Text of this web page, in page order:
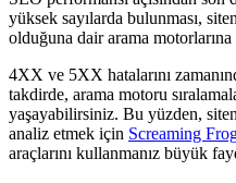
yüksek sayılarda bulunması,
olduğuna dair arama
4XX ve 5XX hatalarını
takdirde, arama motoru
yaşayabilirsiniz. Bu yüzden,
analiz etmek için Screaming
araçlarını kullanmanız büyük